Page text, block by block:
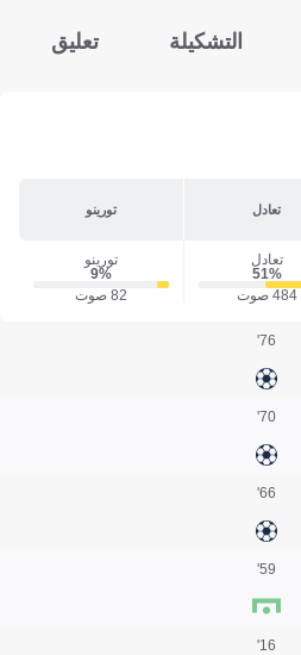
التشكيلة تعليق
تعادل تورينو
تعادل
51‎%‎
484 صوت
تورينو
9‎%‎
82 صوت
76'
70'
66'
59'
16'